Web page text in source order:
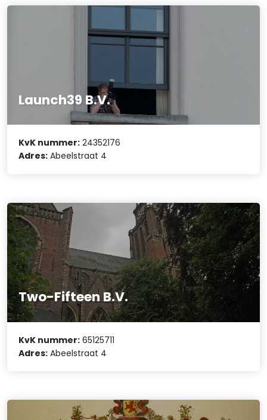
Launch39 B.V.
KvK nummer: 24352176
Adres: Abeelstraat 4
Two-Fifteen B.V.
KvK nummer: 65125711
Adres: Abeelstraat 4